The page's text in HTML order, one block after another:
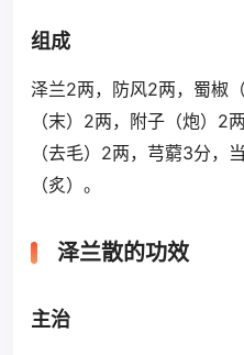
组成
泽兰2两，防风2两，蜀椒
（末）2两，附子（炮）2
（去毛）2两，芎藭3分，
（炙）。
泽兰散的功效
主治